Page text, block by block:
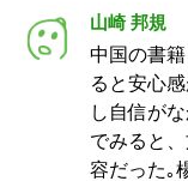
山崎 邦規
中国の書
ると安心
し自信が
でみると
容だった｡